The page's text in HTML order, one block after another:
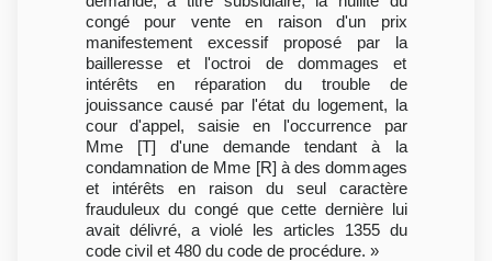
congé pour vente en raison d'un prix
manifestement excessif proposé par la
bailleresse et l'octroi de dommages et
intérêts en réparation du trouble de
jouissance causé par l'état du logement, la
cour d'appel, saisie en l'occurrence par
Mme [T] d'une demande tendant à la
condamnation de Mme [R] à des dommages
et intérêts en raison du seul caractère
frauduleux du congé que cette dernière lui
avait délivré, a violé les articles 1355 du
code civil et 480 du code de procédure. »